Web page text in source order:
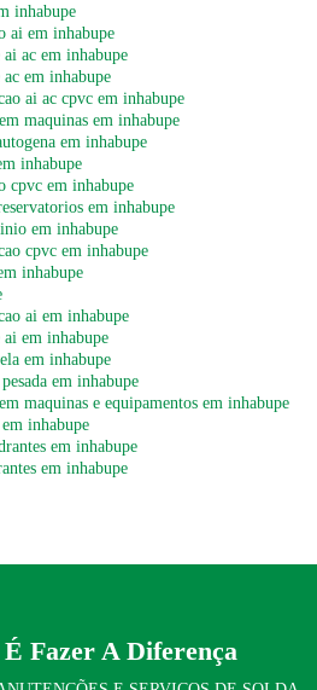
inhabupe
ai em inhabupe
ac em inhabupe
em inhabupe
ai ac cpvc em inhabupe
maquinas em inhabupe
em inhabupe
inhabupe
cpvc em inhabupe
em inhabupe
em inhabupe
cpvc em inhabupe
inhabupe
ai em inhabupe
ai em inhabupe
em inhabupe
em inhabupe
maquinas e equipamentos em inhabupe
inhabupe
em inhabupe
em inhabupe
Fazer A Diferença